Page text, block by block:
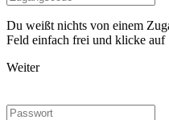
Du weißt nichts von einem
Feld einfach frei und klicke auf
Weiter